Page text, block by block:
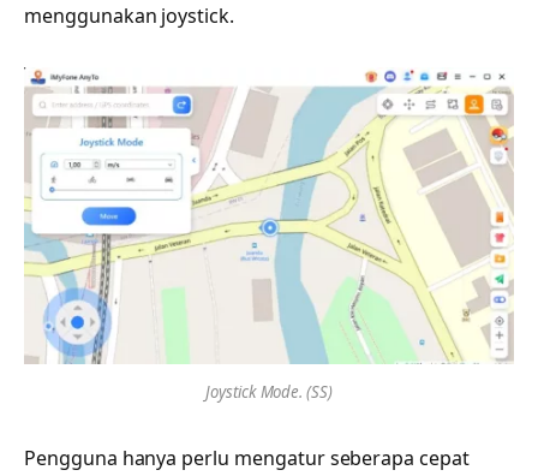
menggunakan joystick.
Joystick Mode. (SS)
Pengguna hanya perlu mengatur seberapa cepat